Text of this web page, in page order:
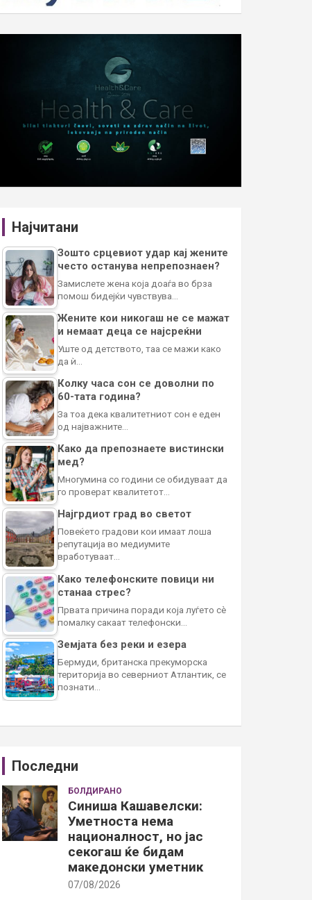
Најчитани
Зошто срцевиот удар кај жените
често останува непрепознаен?
Замислете жена која доаѓа во брза
помош бидејќи чувствува…
Жените кои никогаш не се мажат
и немаат деца се најсреќни
Уште од детството, таа се мажи како
да ѝ…
Колку часа сон се доволни по
60-тата година?
За тоа дека квалитетниот сон е еден
од најважните…
Како да препознаете вистински
мед?
Многумина со години се обидуваат да
го проверат квалитетот…
Најгрдиот град во светот
Повеќето градови кои имаат лоша
репутација во медиумите
вработуваат…
Како телефонските повици ни
станаа стрес?
Првата причина поради која луѓето сè
помалку сакаат телефонски…
Земјата без реки и езера
Бермуди, британска прекуморска
територија во северниот Атлантик, се
познати…
Последни
БОЛДИРАНО
Синиша Кашавелски:
Уметноста нема
националност, но јас
секогаш ќе бидам
македонски уметник
07/08/2026